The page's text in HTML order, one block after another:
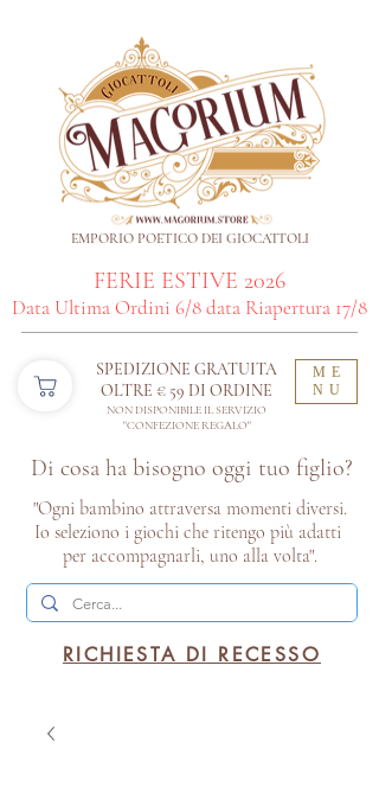
ME
NU
Di cosa ha bisogno oggi tuo figlio?
SPEDIZIONE GRATUITA
OLTRE € 59 DI ORDINE​
NON DISPONIBILE IL SERVIZIO
"CONFEZIONE REGALO"
"Ogni bambino attraversa momenti diversi.
Io seleziono i giochi che ritengo più adatti
per accompagnarli, uno alla volta".
EMPORIO POETICO DEI GIOCATTOLI
RICHIESTA DI RECESSO
FERIE ESTIVE 2026
Data Ultima Ordini 6/8 data Riapertura 17/8